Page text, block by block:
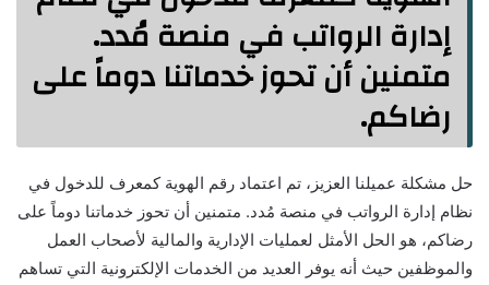
إدارة الرواتب في منصة مُدد.
متمنين أن تحوز خدماتنا دوماً على
رضاكم.
حل مشكلة عميلنا العزيز، تم اعتماد رقم الهوية كمعرف للدخول في
نظام إدارة الرواتب في منصة مُدد. متمنين أن تحوز خدماتنا دوماً على
رضاكم، هو الحل الأمثل لعمليات الإدارية والمالية لأصحاب العمل
والموظفين حيث أنه يوفر العديد من الخدمات الإلكترونية التي تساهم